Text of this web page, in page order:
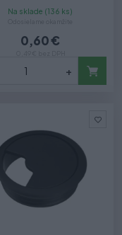
Na sklade (136 ks)
0,60 €
+